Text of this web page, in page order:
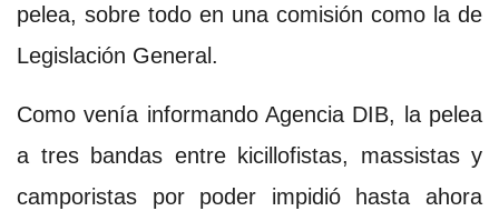
pelea, sobre todo en una comisión como la de
Legislación General.
Como venía informando Agencia DIB, la pelea
a tres bandas entre kicillofistas, massistas y
camporistas por poder impidió hasta ahora